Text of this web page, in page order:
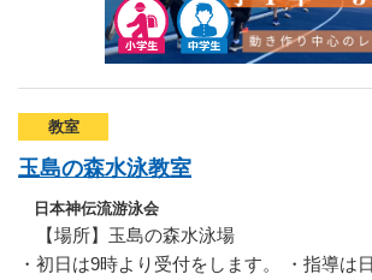
教室
玉島の森水泳教室
日本神伝流游泳会
【場所】玉島の森水泳場
・初日は9時より受付をします。 ・指導は